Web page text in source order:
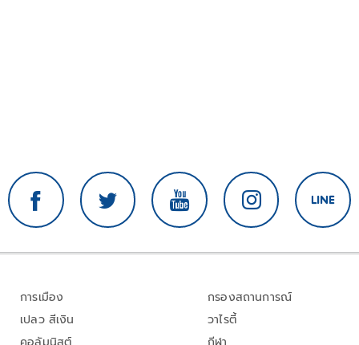
การเมือง
เปลว สีเงิน
กรองสถานการณ์
วาไรตี้